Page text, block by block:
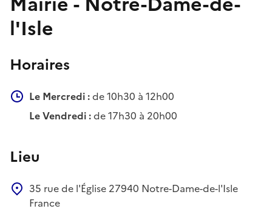
l'Isle
Horaires
Le Mercredi :de 10h30 à 12h00
Le Vendredi :de 17h30 à 20h00
Lieu
35 rue de l'Église 27940 Notre-Dame-de-l'Isle
France